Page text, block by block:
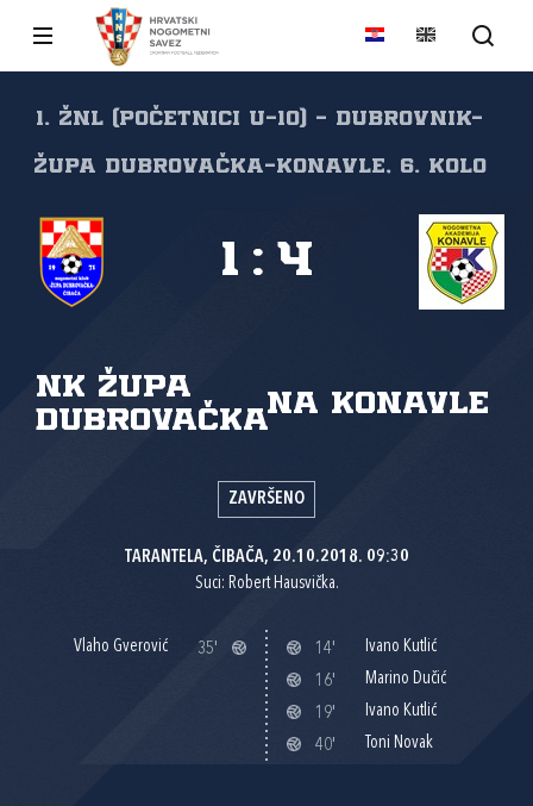
1. ŽNL (početnici U-10) - Dubrovnik-
Župa dubrovačka-Konavle, 6. kolo
NK Župa
dubrovačka
NA Konavle
1 : 4
ZAVRŠENO
TARANTELA, ČIBAČA, 20.10.2018. 09:30
Suci: Robert Hausvička.
Vlaho Gverović 35' 14'
Ivano Kutlić
16'
Marino Dučić
19'
Ivano Kutlić
40'
Toni Novak